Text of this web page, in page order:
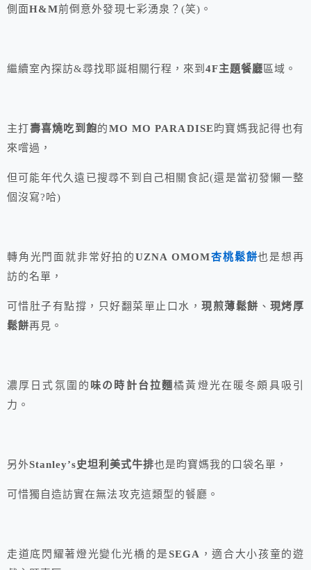
側面H&M前倒意外發現七彩湧泉？(笑)。
繼續室內探訪&尋找耶誕相關行程，來到 4F主題餐廳區域。
主打壽喜燒吃到飽的MO MO PARADISE昀寶媽我記得也有
來嚐過，
但可能年代久遠已搜尋不到自己相關食記(還是當初發懶一整
個沒寫?哈)
轉角光門面就非常好拍的UZNA OMOM杏桃鬆餅也是想再
訪的名單，
可惜肚子有點撐，只好翻菜單止口水，現煎薄鬆餅 、 現烤厚
鬆餅再見。
濃厚日式氛圍的 味の時計台拉麵橘黃燈光在暖冬頗具吸引
力。
另外Stanley’s史坦利美式牛排也是昀寶媽我的口袋名單，
可惜獨自造訪實在無法攻克這類型的餐廳。
走道底閃耀著燈光變化光橋的是SEGA ，適合大小孩童的遊